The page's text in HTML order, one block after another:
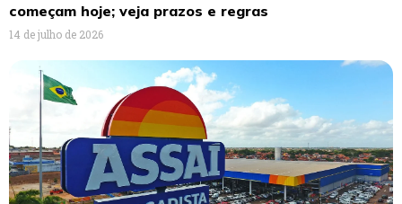
começam hoje; veja prazos e regras
14 de julho de 2026